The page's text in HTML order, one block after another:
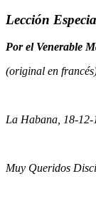
Lección
Por el Venerable
(original en
La Habana, 18-12-
Muy Queridos